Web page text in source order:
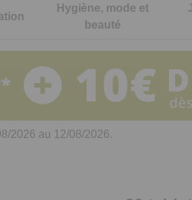
Notre produit du
Notre produit du
Notre produit du
Hygiène, mode et
beauté
Notre produit du
Notre produit du
Notre produit du
2026 au 12/08/2026.